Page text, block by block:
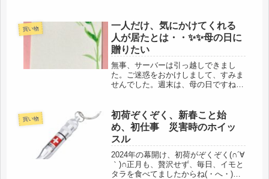
った。母のことだから、美味しい物を
食べてきただろうに、この梨は、想
像...
買い物
一人だけ、気にかけてくれる
人が居たとは・・✨✨母の日に
贈りたい
無事、サーバーは引っ越しできまし
た。ご迷惑をおかけしまして、すみま
せんでした。週末は、母の日ですね。
は、音沙汰ナシだから、特に連絡はな
いと思うので、特別な日にはならな
い。あ...
買い物
初荷ぞくぞく、新春こと始
め、初仕事 災害時のホイッ
スル
2024年の幕開け、初荷がぞくぞく(∩´∀
｀)∩正月も、贅沢せず、毎日、イモと
タラを食べてましたからね(・へ・)朝